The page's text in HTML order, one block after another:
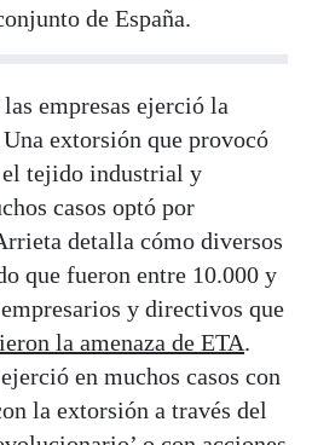
de España.
empresas ejerció la
extorsión que provocó
el tejido industrial y
casos optó por
detalla cómo diversos
que fueron entre 10.000 y
y directivos que
la amenaza de ETA.
en muchos casos con
la extorsión a través del